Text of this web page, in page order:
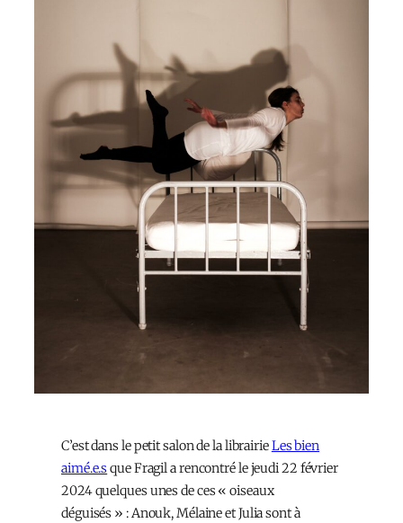
C’est dans le petit salon de la librairieLes bien
aimé.e.s que Fragil a rencontré le jeudi 22 février
2024 quelques unes de ces « oiseaux
déguisés » : Anouk, Mélaine et Julia sont à